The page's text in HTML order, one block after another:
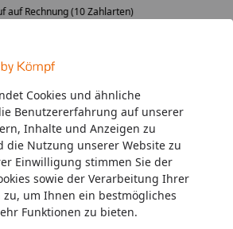
Cookies und ähnliche
Benutzererfahrung auf unserer
Inhalte und Anzeigen zu
die Nutzung unserer Website zu
Einwilligung stimmen Sie der
sowie der Verarbeitung Ihrer
um Ihnen ein bestmögliches
Funktionen zu bieten.
auf Rechnung (10 Zahlarten)
Schrebergartenanlagen